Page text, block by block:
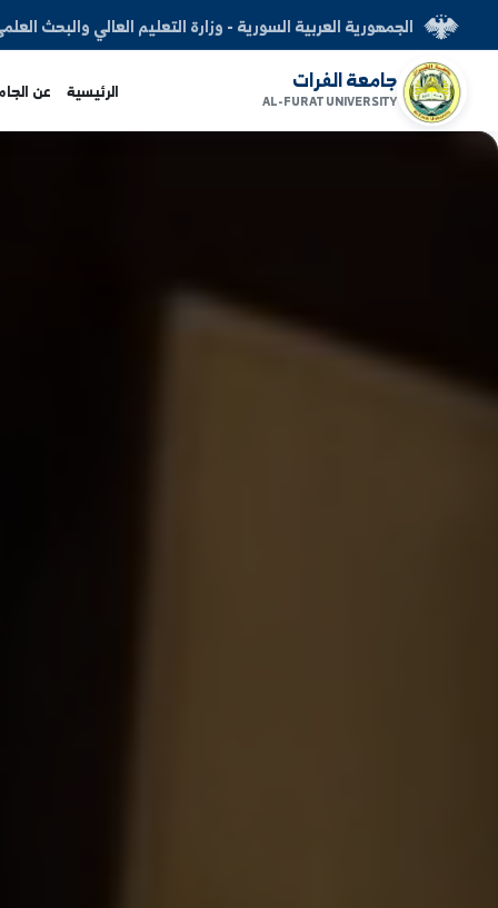
السورية - وزارة التعليم العالي والبحث العلمي
AL-FURAT عن الجامعة الكليات